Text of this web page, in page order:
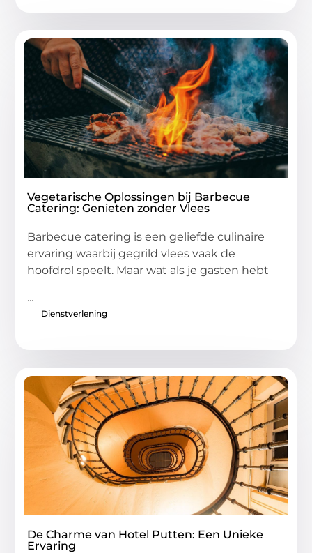
Vegetarische Oplossingen bij Barbecue
Catering: Genieten zonder Vlees
Barbecue catering is een geliefde culinaire
ervaring waarbij gegrild vlees vaak de
hoofdrol speelt. Maar wat als je gasten hebt
...
Dienstverlening
De Charme van Hotel Putten: Een Unieke
Ervaring